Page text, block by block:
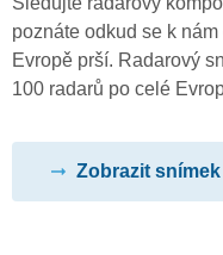
poznáte odkud se k
Evropě prší. Radarový
100 radarů po celé
Zobrazit